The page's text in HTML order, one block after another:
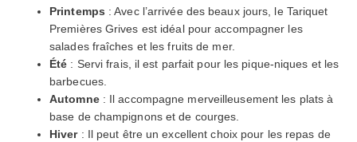
Printemps : Avec l’arrivée des beaux jours, le Tariquet
Premières Grives est idéal pour accompagner les
salades fraîches et les fruits de mer.
Été : Servi frais, il est parfait pour les pique-niques et les
barbecues.
Automne: Il accompagne merveilleusement les plats à
base de champignons et de courges.
Hiver: Il peut être un excellent choix pour les repas de